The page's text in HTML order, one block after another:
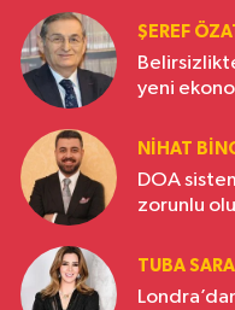
ŞEREF
yeni
NIHAT
DOA
zorunlu
TUBA